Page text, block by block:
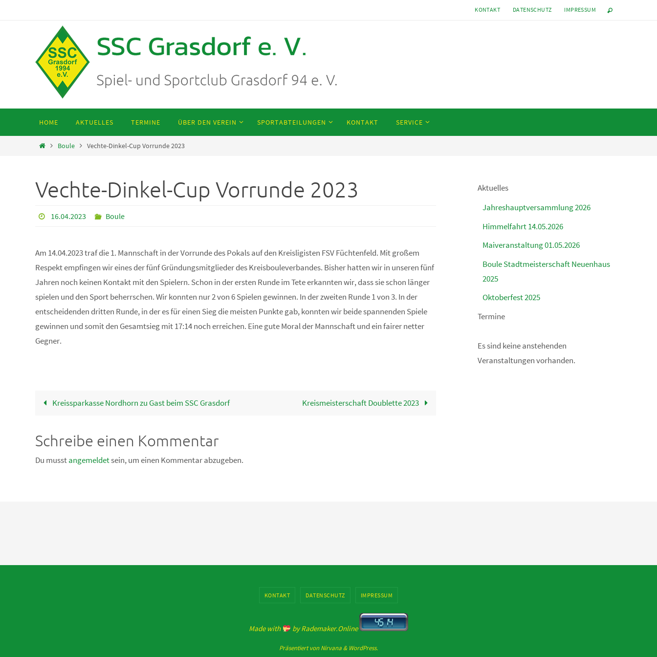
KONTAKT DATENSCHUTZ IMPRESSUM
springen
HOME AKTUELLES TERMINE ÜBER DEN VEREIN SPORTABTEILUNGEN KONTAKT SERVICE
StartBoule Vechte-Dinkel-Cup Vorrunde 2023
Vechte-Dinkel-Cup Vorrunde 2023
16.04.2023 Boule
Am 14.04.2023 traf die 1. Mannschaft in der Vorrunde des Pokals auf den Kreisligisten FSV Füchtenfeld. Mit großem
Respekt empfingen wir eines der fünf Gründungsmitglieder des Kreisbouleverbandes. Bisher hatten wir in unseren fünf
Jahren noch keinen Kontakt mit den Spielern. Schon in der ersten Runde im Tete erkannten wir, dass sie schon länger
spielen und den Sport beherrschen. Wir konnten nur 2 von 6 Spielen gewinnen. In der zweiten Runde 1 von 3. In der
entscheidenden dritten Runde, in der es für einen Sieg die meisten Punkte gab, konnten wir beide spannenden Spiele
gewinnen und somit den Gesamtsieg mit 17:14 noch erreichen. Eine gute Moral der Mannschaft und ein fairer netter
Gegner.
Kreissparkasse Nordhorn zu Gast beim SSC Grasdorf Kreismeisterschaft Doublette 2023
Schreibe einen Kommentar
Du musstangemeldetsein, um einen Kommentar abzugeben.
Aktuelles
Jahreshauptversammlung 2026
Himmelfahrt 14.05.2026
Maiveranstaltung 01.05.2026
Boule Stadtmeisterschaft Neuenhaus
2025
Oktoberfest 2025
Termine
Es sind keine anstehenden
Veranstaltungen vorhanden.
KONTAKT DATENSCHUTZ IMPRESSUM
Made with byRademaker.Online
Präsentiert vonNirvana & WordPress.